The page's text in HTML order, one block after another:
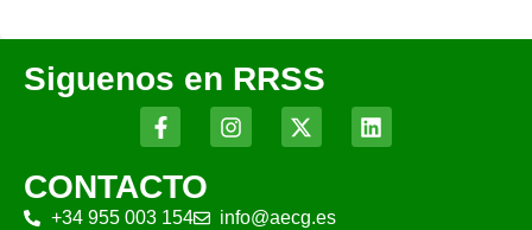
Siguenos en RRSS
CONTACTO
+34 955 003 154
info@aecg.es